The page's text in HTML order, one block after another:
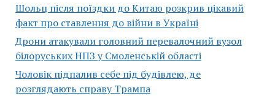
Шольц після поїздки до Китаю розкрив цікавий
факт про ставлення до війни в Україні
Дрони атакували головний перевалочний вузол
білоруських НПЗ у Смоленській області
Чоловік підпалив себе під будівлею, де
розглядають справу Трампа